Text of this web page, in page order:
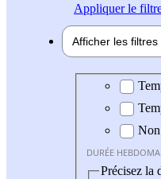
Appliquerle
Afficher les filtres
Durée
DURÉE
Précisez la